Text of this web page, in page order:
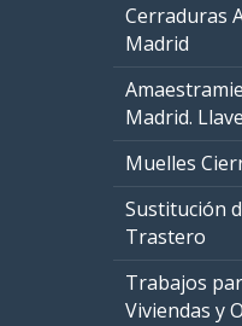
Cerraduras
Madrid
Madrid.
Muelles
Sustitución
Trastero
Trabajos
Viviendas y